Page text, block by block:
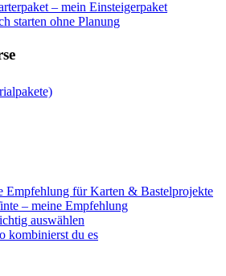
– mein Einsteigerpaket
starten ohne Planung
Empfehlung für Karten & Bastelprojekte
– meine Empfehlung
auswählen
kombinierst du es